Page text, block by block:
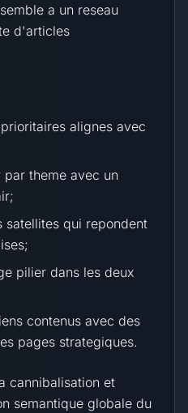
a un reseau
d'articles
alignes avec
theme avec un
satellites qui repondent
pilier dans les deux
contenus avec des
pages strategiques.
cannibalisation et
semantique globale du